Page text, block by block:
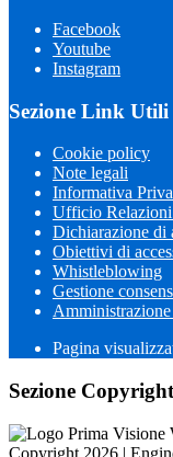
Facebook
Youtube
Instagram
Sezione Link Utili
Cookie policy
Note legali
Informativa
Ufficio
Dichiarazione di
Obiettivi di
Whistleblowing
Gestione
Amministrazione
Pagina
Sezione Copyright
Copyright 2026 |